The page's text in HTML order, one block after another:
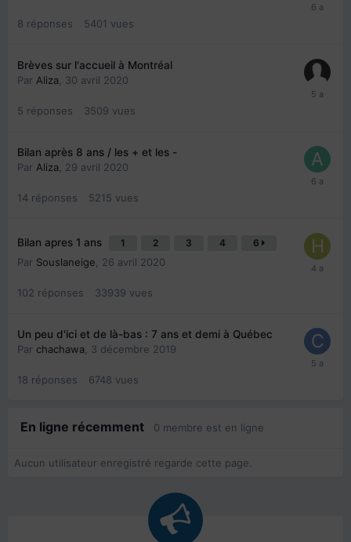
8 réponses 5401 vues
Brèves sur l'accueil à Montréal
Par Aliza 30 avril 2020
5 réponses 3509 vues
Bilan après 8 ans / les + et les -
Par Aliza 29 avril 2020
14 réponses 5215 vues
Bilan apres 1 ans 1 2 3 4 6
Par Souslaneige 26 avril 2020
102 réponses 33939 vues
Un peu d'ici et de là-bas : 7 ans et demi à Québec
Par chachawa 3 décembre 2019
18 réponses 6748 vues
En ligne récemment 0 membre est en ligne
Aucun utilisateur enregistré regarde cette page.